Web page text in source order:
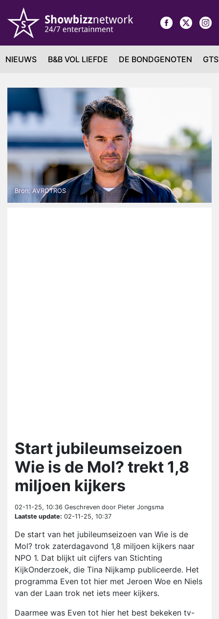
NIEUWS B&B VOL LIEFDE DE BONDGENOTEN
Bron: AVROTROS
Start jubileumseizoen
Wie is de Mol? trekt 1,8
miljoen kijkers
02-11-25, 10:36 Geschreven door Pieter Jongsma
Laatste update: 02-11-25, 10:37
De start van het jubileumseizoen van Wie is de
Mol? trok zaterdagavond 1,8 miljoen kijkers naar
NPO 1. Dat blijkt uit cijfers van Stichting
KijkOnderzoek, die Tina Nijkamp publiceerde. Het
programma Even tot hier met Jeroen Woe en Niels
van der Laan trok net iets meer kijkers.
Daarmee was Even tot hier het best bekeken tv-